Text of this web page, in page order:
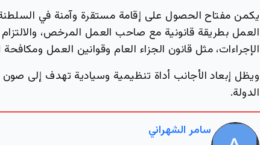
يكمن مفتاح الحصول على إقامة مستقرة وآمنة في السلطنة
العمل بطريقة قانونية مع صاحب العمل المرخص،
الإجراءات، مثل قانون الجزاء العام وقوانين العمل
ويظل إبعاد الأجانب أداة تنظيمية وسيادية تهدف إلى
الدولة.
سامر الشهراني